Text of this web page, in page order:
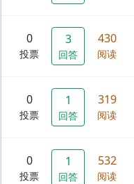
0
投票
3
回答
430
阅读
0
投票
1
回答
319
阅读
0
投票
1
回答
532
阅读